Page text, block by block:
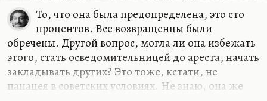
То, что она была предопределена, это сто
процентов. Все возвращенцы были
обречены. Другой вопрос, могла ли она избежать
этого, стать осведомительницей до ареста, начать
закладывать других? Это тоже, кстати, не
панацея в советских условиях. Не знаю, она же